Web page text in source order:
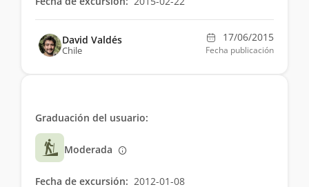
David Valdés
Chile
17/06/2015
Fecha publicación
Graduación del usuario:
Moderada
Fecha de excursión: 2012-01-08